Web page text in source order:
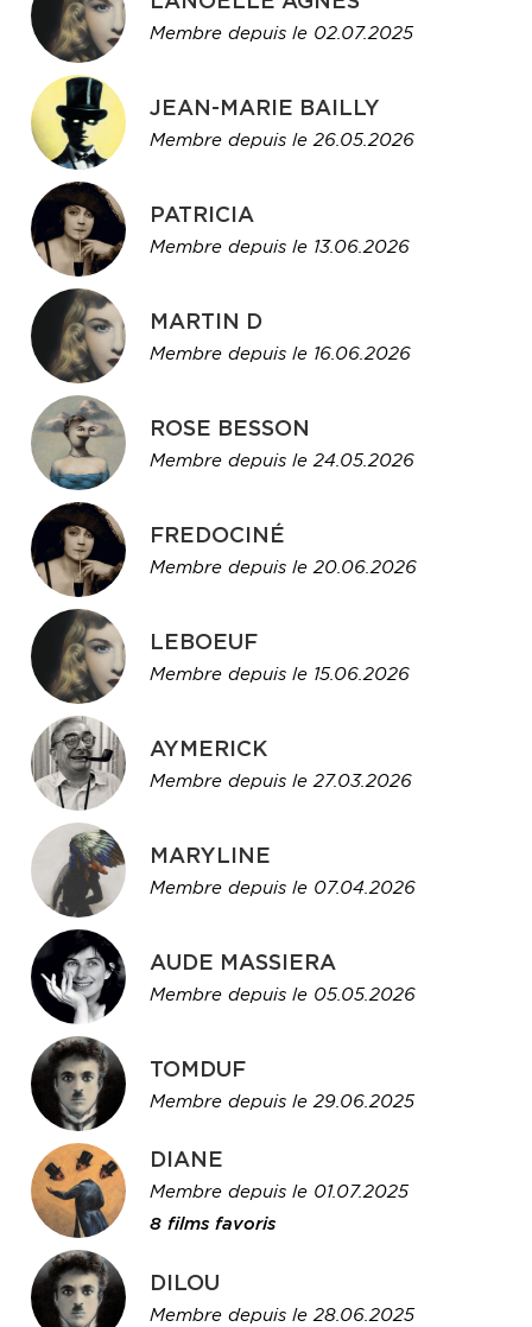
Membre depuis le 02.07.2025
JEAN-MARIE BAILLY
Membre depuis le 26.05.2026
PATRICIA
Membre depuis le 13.06.2026
MARTIN D
Membre depuis le 16.06.2026
ROSE BESSON
Membre depuis le 24.05.2026
FREDOCINÉ
Membre depuis le 20.06.2026
LEBOEUF
Membre depuis le 15.06.2026
AYMERICK
Membre depuis le 27.03.2026
MARYLINE
Membre depuis le 07.04.2026
AUDE MASSIERA
Membre depuis le 05.05.2026
TOMDUF
Membre depuis le 29.06.2025
DIANE
Membre depuis le 01.07.2025
8 films favoris
DILOU
Membre depuis le 28.06.2025